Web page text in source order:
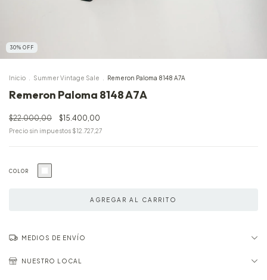
30% OFF
Inicio Summer Vintage Sale Remeron Paloma 8148 A7A
Remeron Paloma 8148 A7A
$22.000,00 $15.400,00
Precio sin impuestos $12.727,27
COLOR
MEDIOS DE ENVÍO
NUESTRO LOCAL